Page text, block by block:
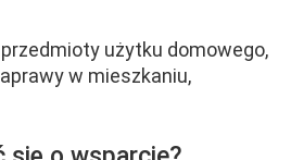
użytku domowego,
w mieszkaniu,